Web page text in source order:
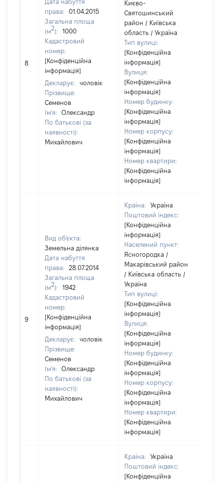
8
Дата набуття
права:
01.04.2015
Загальна площа
(м2):
1000
Кадастровий
номер:
[Конфіденційна
інформація]
Декларує:
чоловік
Прізвище:
Семенов
Ім'я:
Олександр
По батькові (за
наявності):
Михайлович
Києво-
Святошинський
район / Київська
область / Україна
Тип вулиці:
[Конфіденційна
інформація]
Вулиця:
[Конфіденційна
інформація]
Номер будинку:
[Конфіденційна
інформація]
Номер корпусу:
[Конфіденційна
інформація]
Номер квартири:
[Конфіденційна
інформація]
9
Вид об'єкта:
Земельна ділянка
Дата набуття
права:
28.07.2014
Загальна площа
(м2):
1942
Кадастровий
номер:
[Конфіденційна
інформація]
Декларує:
чоловік
Прізвище:
Семенов
Ім'я:
Олександр
По батькові (за
наявності):
Михайлович
Країна:
Україна
Поштовий індекс:
[Конфіденційна
інформація]
Населений пункт:
Ясногородка /
Макарівський район
/ Київська область /
Україна
Тип вулиці:
[Конфіденційна
інформація]
Вулиця:
[Конфіденційна
інформація]
Номер будинку:
[Конфіденційна
інформація]
Номер корпусу:
[Конфіденційна
інформація]
Номер квартири:
[Конфіденційна
інформація]
Країна:
Україна
Поштовий індекс:
[Конфіденційна